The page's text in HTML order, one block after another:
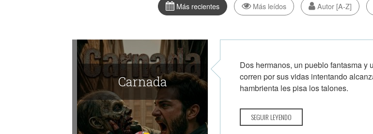
Más recientes Más leídos Autor [A-Z]
Carnada
Dos hermanos, un pueblo fantasma
corren por sus vidas intentando
hambrienta les pisa los talones.
SEGUIR LEYENDO